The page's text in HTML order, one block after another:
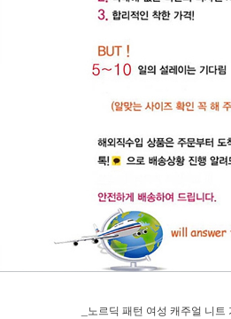
_노르딕 패턴 여성 캐주얼 니